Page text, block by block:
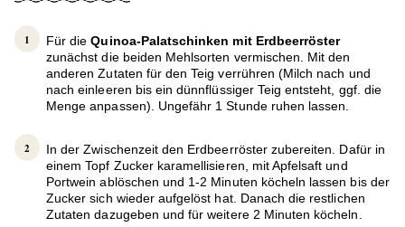
Für dieQuinoa-Palatschinken mit Erdbeerröster
zunächst die beiden Mehlsorten vermischen. Mit den
anderen Zutaten für den Teig verrühren (Milch nach und
nach einleeren bis ein dünnflüssiger Teig entsteht, ggf. die
Menge anpassen). Ungefähr 1 Stunde ruhen lassen.
In der Zwischenzeit den Erdbeerröster zubereiten. Dafür in
einem Topf Zucker karamellisieren, mit Apfelsaft und
Portwein ablöschen und 1-2 Minuten köcheln lassen bis der
Zucker sich wieder aufgelöst hat. Danach die restlichen
Zutaten dazugeben und für weitere 2 Minuten köcheln.